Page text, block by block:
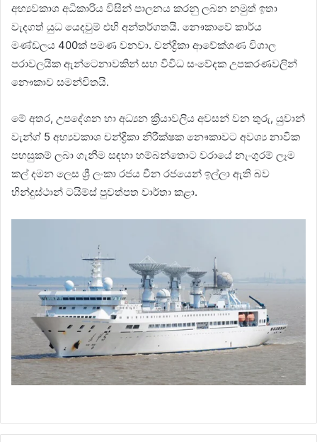
අභ්‍යවකාශ අධිකාරිය විසින් පාලනය කරනු ලබන නමුත් ඉතා
වැදගත් යුධ යෙදවුම් එහි අන්තර්ගතයි. නෞකාවේ කාර්ය
මණ්ඩලය 400ක් පමණ වනවා. චන්ද්‍රිකා ආවේක්ශණ විශාල
පරාවලයික ඇන්ටෙනාවකින් සහ විවිධ සංවේදක උපකරණවලින්
නෞකාව සමන්විතයි.
මේ අතර, උපදේශන හා අධ්‍යන ක්‍රියාවලිය අවසන් වන තුරු, යුවාන්
වැන්ග් 5 අභ්‍යවකාශ චන්ද්‍රිකා නිරීක්ෂක නෞකාවට අවශ්‍ය නාවික
පහසුකම් ලබා ගැනීම සඳහා හම්බන්තොට වරායේ නැංගුරම් ලෑම
කල් දමන ලෙස ශ්‍රී ලංකා රජය චීන රජයෙන් ඉල්ලා ඇති බව
හින්දුස්ථාන් ටයිම්ස් පුවත්පත වාර්තා කළා.